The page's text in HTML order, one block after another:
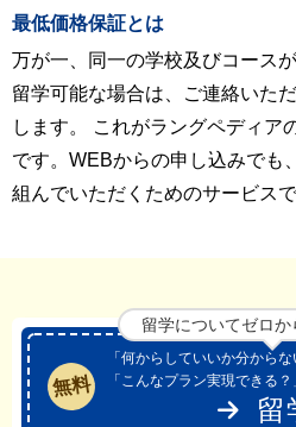
最低価格保証とは
万が一、同一の学校及びコース
留学可能な場合は、ご連絡いた
します。 これがラングペディア
です。WEBからの申し込みでも
組んでいただくためのサービスで
留学についてゼロか
無料
「何からしていいか分からな
「こんなプラン実現できる？
留